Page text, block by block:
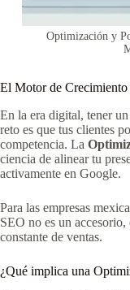
Optimización y
El Motor de Crecimiento
En la era digital, tener
reto es que tus clientes
competencia. La
ciencia de alinear tu
activamente en Google.
Para las empresas
SEO no es un
constante de ventas.
¿Qué implica una